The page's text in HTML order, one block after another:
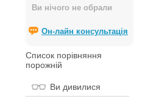
Ви нічого не обрали
Он-лайн консультація
Список порівняння
порожній
Ви дивилися